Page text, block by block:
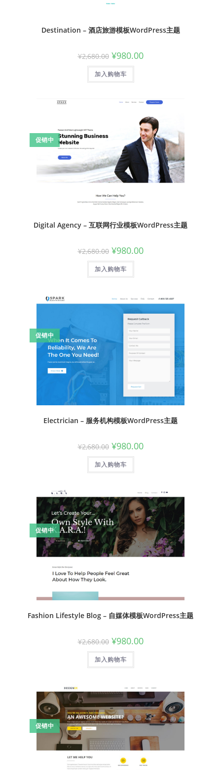
Destination – 酒店旅游模板WordPress主题
¥2,680.00 ¥980.00
加入购物车
促销中
Digital Agency – 互联网行业模板WordPress主题
¥2,680.00 ¥980.00
加入购物车
促销中
Electrician – 服务机构模板WordPress主题
¥2,680.00 ¥980.00
加入购物车
促销中
Fashion Lifestyle Blog – 自媒体模板WordPress主题
¥2,680.00 ¥980.00
加入购物车
促销中